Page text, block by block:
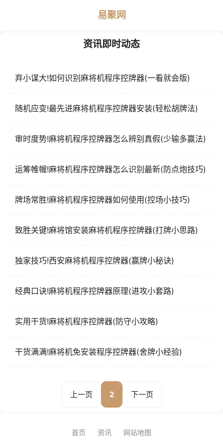
易聚网
资讯即时动态
弃小谋大!如何识别麻将机程序控牌器(一看就会版)
随机应变!最先进麻将机程序控牌器安装(轻松胡牌法)
审时度势!麻将机程序控牌器怎么辨别真假(少输多赢法)
运筹帷幄!麻将机程序控牌器怎么识别最新(防点炮技巧)
牌场常胜!麻将机程序控牌器如何使用(控场小技巧)
致胜关键!麻将馆安装麻将机程序控牌器(打牌小思路)
独家技巧!西安麻将机程序控牌器(赢牌小秘诀)
经典口诀!麻将机程序控牌器原理(进攻小套路)
实用干货!麻将机程序控牌器(防守小攻略)
干货满满!麻将机免安装程序控牌器(舍牌小经验)
上一页 2 下一页
首页 资讯 网站地图